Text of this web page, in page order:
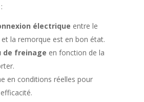
électrique entre le
la remorque est en bon état.
de freinage en fonction de la
en conditions réelles pour